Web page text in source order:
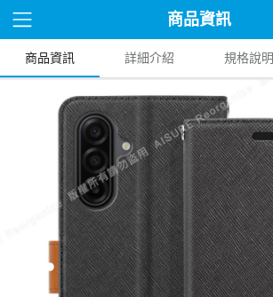
商品資訊
商品資訊 詳細介紹 規格說明